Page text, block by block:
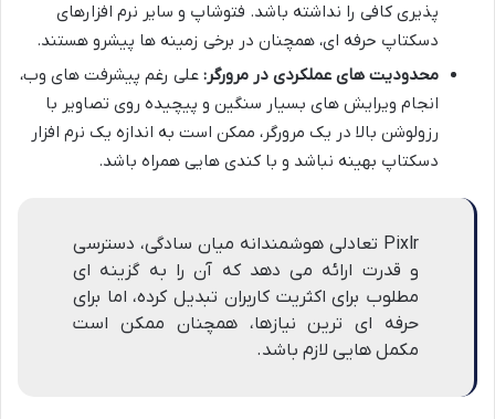
پذیری کافی را نداشته باشد. فتوشاپ و سایر نرم افزارهای
دسکتاپ حرفه ای، همچنان در برخی زمینه ها پیشرو هستند.
محدودیت های عملکردی در مرورگر: علی رغم پیشرفت های وب،
انجام ویرایش های بسیار سنگین و پیچیده روی تصاویر با
رزولوشن بالا در یک مرورگر، ممکن است به اندازه یک نرم افزار
دسکتاپ بهینه نباشد و با کندی هایی همراه باشد.
Pixlr تعادلی هوشمندانه میان سادگی، دسترسی
و قدرت ارائه می دهد که آن را به گزینه ای
مطلوب برای اکثریت کاربران تبدیل کرده، اما برای
حرفه ای ترین نیازها، همچنان ممکن است
مکمل هایی لازم باشد.